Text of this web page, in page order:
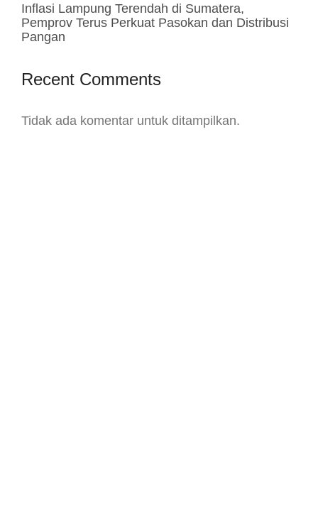
Inflasi Lampung Terendah di Sumatera,
Pemprov Terus Perkuat Pasokan dan Distribusi
Pangan
Recent Comments
Tidak ada komentar untuk ditampilkan.